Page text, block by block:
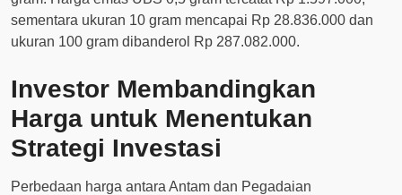
sementara ukuran 10 gram mencapai Rp 28.836.000 dan
ukuran 100 gram dibanderol Rp 287.082.000.
Investor Membandingkan
Harga untuk Menentukan
Strategi Investasi
Perbedaan harga antara Antam dan Pegadaian